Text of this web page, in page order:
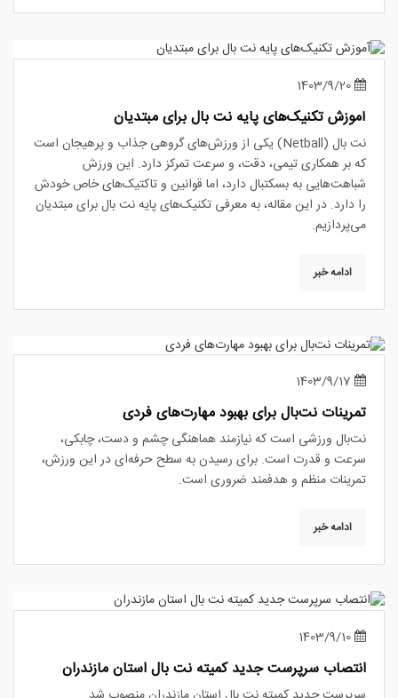
آموزش تکنیک‌های پایه نت بال برای مبتدیان
نت بال (Netball) یکی از ورزش‌های گروهی جذاب و پرهیجان است
که بر همکاری تیمی، دقت، و سرعت تمرکز دارد. این ورزش
شباهت‌هایی به بسکتبال دارد، اما قوانین و تاکتیک‌های خاص خودش
را دارد. در این مقاله، به معرفی تکنیک‌های پایه نت بال برای مبتدیان
می‌پردازیم.
ادامه خبر
تمرینات نت‌بال برای بهبود مهارت‌های فردی
نت‌بال ورزشی است که نیازمند هماهنگی چشم و دست، چابکی،
سرعت و قدرت است. برای رسیدن به سطح حرفه‌ای در این ورزش،
تمرینات منظم و هدفمند ضروری است.
ادامه خبر
انتصاب سرپرست جدید کمیته نت بال استان مازندران